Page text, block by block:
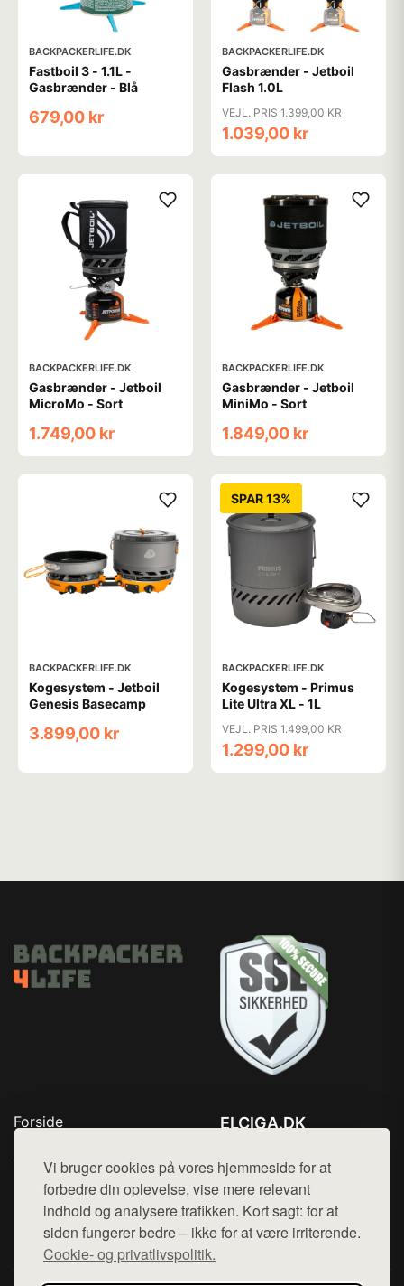
Vi bruger cookies på vores hjemmeside for at
forbedre din oplevelse, vise mere relevant
indhold og analysere trafikken. Kort sagt: for at
siden fungerer bedre – ikke for at være irriterende.
Cookie- og privatlivspolitik.
BACKPACKERLIFE.DK
Fastboil 3 - 1.1L -
Gasbrænder - Blå
679,00 kr
BACKPACKERLIFE.DK
Gasbrænder - Jetboil
Flash 1.0L
VEJL. PRIS 1.399,00 KR
1.039,00 kr
BACKPACKERLIFE.DK
Gasbrænder - Jetboil
MicroMo - Sort
1.749,00 kr
BACKPACKERLIFE.DK
Gasbrænder - Jetboil
MiniMo - Sort
1.849,00 kr
BACKPACKERLIFE.DK
Kogesystem - Jetboil
Genesis Basecamp
3.899,00 kr
SPAR 13%
BACKPACKERLIFE.DK
Kogesystem - Primus
Lite Ultra XL - 1L
VEJL. PRIS 1.499,00 KR
1.299,00 kr
Forside
Top Rabatter
Kontakt
ELCIGA.DK
Mail: hej@want.dk
Cookie- og privatlivspolitik